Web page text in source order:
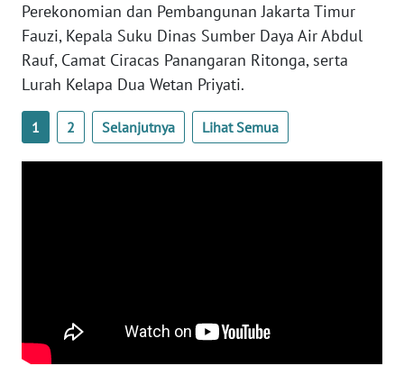
Perekonomian dan Pembangunan Jakarta Timur
Fauzi, Kepala Suku Dinas Sumber Daya Air Abdul
Rauf, Camat Ciracas Panangaran Ritonga, serta
Lurah Kelapa Dua Wetan Priyati.
1 2 Selanjutnya Lihat Semua
NUSANTARA
WN
JOGJA
WN
KALTENG